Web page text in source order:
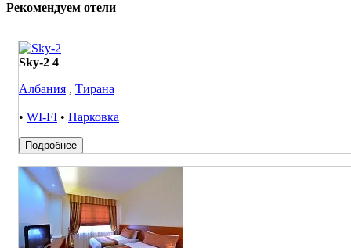
Рекомендуем отели
Sky-2 4
Албания , Тирана
• WI-FI • Парковка
Подробнее